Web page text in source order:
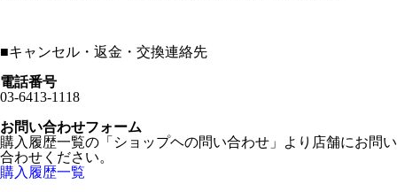
■キャンセル・返金・交換連絡先
電話番号
03-6413-1118
お問い合わせフォーム
購入履歴一覧の「ショップヘの問い合わせ」より店舗にお問い
合わせください。
購入履歴一覧